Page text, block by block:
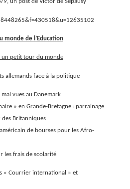
un post de Victor de Sepausy
monde de l’Education
: un petit tour du monde
allemands face à la politique
vues au Danemark
» en Grande-Bretagne : parrainage
des Britanniques
de bourses pour les Afro-
les frais de scolarité
« Courrier international » et